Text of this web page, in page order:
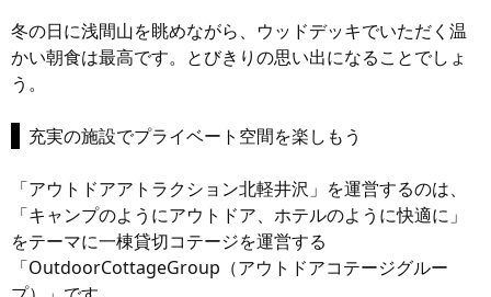
冬の日に浅間山を眺めながら、ウッドデッキでいただく温
かい朝食は最高です。とびきりの思い出になることでしょ
う。
充実の施設でプライベート空間を楽しもう
「アウトドアアトラクション北軽井沢」を運営するのは、
「キャンプのようにアウトドア、ホテルのように快適に」
をテーマに一棟貸切コテージを運営する
「OutdoorCottageGroup（アウトドアコテージグルー